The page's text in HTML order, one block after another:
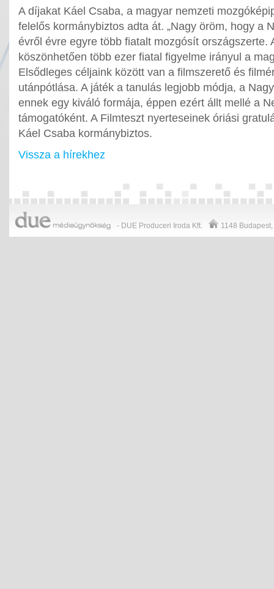
A díjakat Káel Csaba, a magyar nemzeti
felelős kormánybiztos adta át. „Nagy öröm, hogy a
évről évre egyre több fiatalt mozgósít országszerte.
köszönhetően több ezer fiatal figyelme irányul a
Elsődleges céljaink között van a filmszerető és
utánpótlása. A játék a tanulás legjobb módja, a
ennek egy kiváló formája, éppen ezért állt mellé a
támogatóként. A Filmteszt nyerteseinek óriási
Káel Csaba kormánybiztos.
Vissza a hírekhez
- DUE Produceri Iroda Kft. 1148 Budapest,